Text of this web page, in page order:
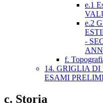
e.1
e.2
-
f.
14. GRIGLIA
ESAMI
c. Storia